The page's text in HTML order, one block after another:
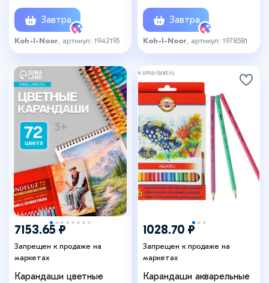
+ кисть 2 шт.
Завтра
Koh-I-Noor , артикул: 1942195
Завтра
Koh-I-Noor , артикул: 1978581
7153.65 ₽
Запрещен к продаже на
маркетах
Карандаши цветные
1028.70 ₽
Запрещен к продаже на
маркетах
Карандаши акварельные